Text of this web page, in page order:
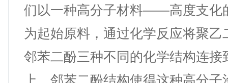
们以一种高分子材料——高度支化
为起始原料，通过化学反应将聚乙
邻苯二酚三种不同的化学结构连接